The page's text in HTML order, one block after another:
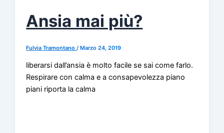
Ansia mai più?
Fulvia Tramontano/Marzo 24, 2019
liberarsi dall’ansia è molto facile se sai come farlo.
Respirare con calma e a consapevolezza piano
piani riporta la calma